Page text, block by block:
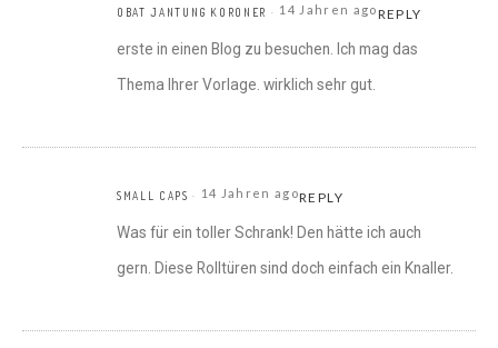
OBAT JANTUNG KORONER 14 Jahren agoREPLY
erste in einen Blog zu besuchen. Ich mag das
Thema Ihrer Vorlage. wirklich sehr gut.
SMALL CAPS 14 Jahren agoREPLY
Was für ein toller Schrank! Den hätte ich auch
gern. Diese Rolltüren sind doch einfach ein Knaller.